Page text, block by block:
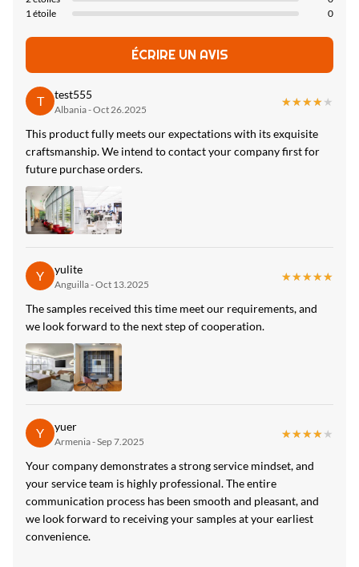
Packing:
Palettes, emballage de carton
High Light:
Zhuokang 8
8.5mm wpc paroi flottée zhuokang
1 étoile
0
ÉCRIRE UN AVIS
T test555
Albania - Oct 26.2025
★★★★★
★★★★★
This product fully meets our expectations with its exquisite
craftsmanship. We intend to contact your company first for
future purchase orders.
Y yulite
Anguilla - Oct 13.2025
★★★★★
★★★★★
The samples received this time meet our requirements, and
we look forward to the next step of cooperation.
Y yuer
Armenia - Sep 7.2025
★★★★★
★★★★★
Your company demonstrates a strong service mindset, and
your service team is highly professional. The entire
communication process has been smooth and pleasant, and
we look forward to receiving your samples at your earliest
convenience.